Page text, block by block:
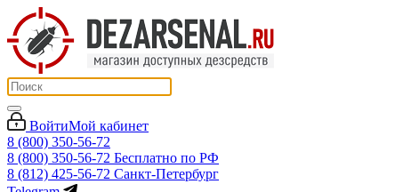
ВойтиМой кабинет
8 (800) 350-56-72
8 (800) 350-56-72 Бесплатно по РФ
8 (812) 425-56-72 Санкт-Петербург